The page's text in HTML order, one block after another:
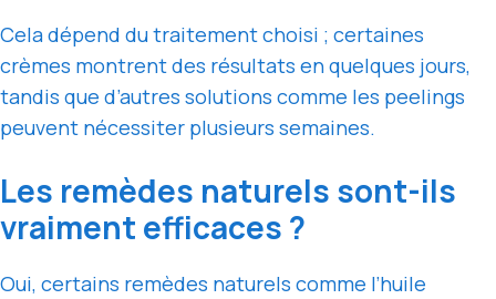
Cela dépend du traitement choisi ; certaines
crèmes montrent des résultats en quelques jours,
tandis que d’autres solutions comme les peelings
peuvent nécessiter plusieurs semaines.
Les remèdes naturels sont-ils
vraiment efficaces ?
Oui, certains remèdes naturels comme l’huile